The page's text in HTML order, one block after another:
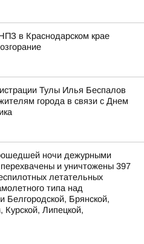
в Краснодарском крае
Тулы Илья Беспалов
города в связи с Днем
ночи дежурными
и уничтожены 397
летательных
типа над
Белгородской, Брянской,
Курской, Липецкой,